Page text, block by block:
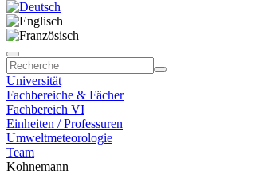
Universität
Fachbereiche & Fächer
Fachbereich VI
Einheiten / Professuren
Umweltmeteorologie
Team
Kohnemann